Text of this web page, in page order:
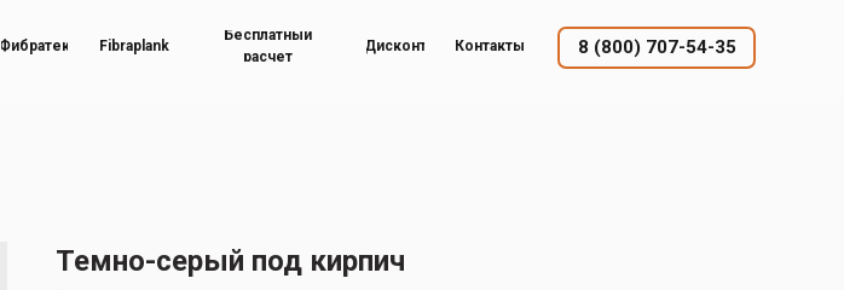
8 (800) 707-54-35
Фибратек
Бесплатный
расчет
Контакты
Дисконт
Fibraplank
Темно-серый под кирпич